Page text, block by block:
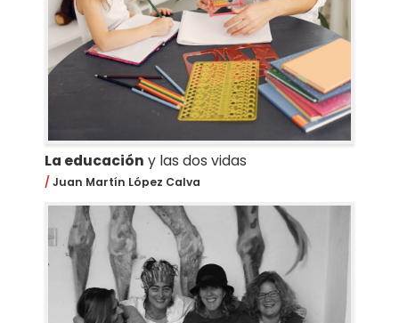
La educación y las dos vidas
Juan Martín López Calva